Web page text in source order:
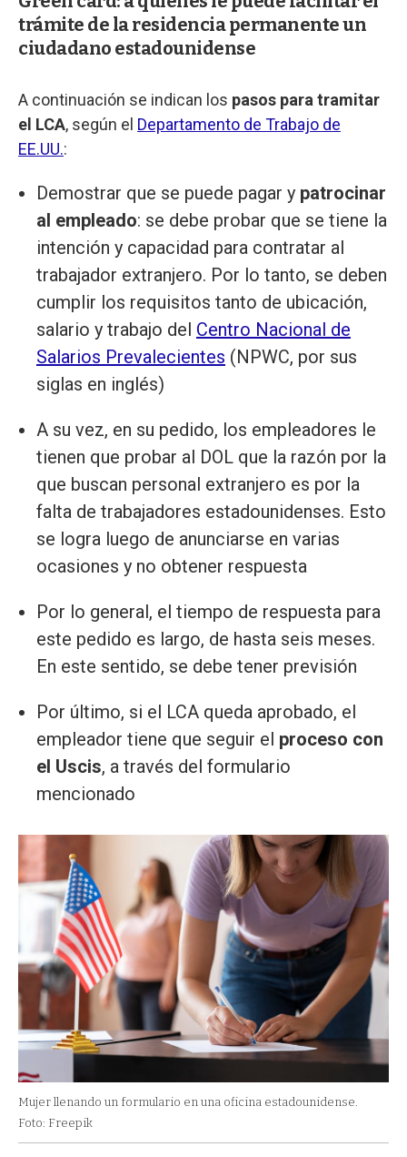
trámite de la residencia permanente un
ciudadano estadounidense
A continuación se indican los pasos para tramitar
el LCA, según el Departamento de Trabajo de
EE.UU.:
Demostrar que se puede pagar y patrocinar
al empleado: se debe probar que se tiene la
intención y capacidad para contratar al
trabajador extranjero. Por lo tanto, se deben
cumplir los requisitos tanto de ubicación,
salario y trabajo del Centro Nacional de
Salarios Prevalecientes (NPWC, por sus
siglas en inglés)
A su vez, en su pedido, los empleadores le
tienen que probar al DOL que la razón por la
que buscan personal extranjero es por la
falta de trabajadores estadounidenses. Esto
se logra luego de anunciarse en varias
ocasiones y no obtener respuesta
Por lo general, el tiempo de respuesta para
este pedido es largo, de hasta seis meses.
En este sentido, se debe tener previsión
Por último, si el LCA queda aprobado, el
empleador tiene que seguir el proceso con
el Uscis, a través del formulario
mencionado
Mujer llenando un formulario en una oficina estadounidense.
Foto: Freepik